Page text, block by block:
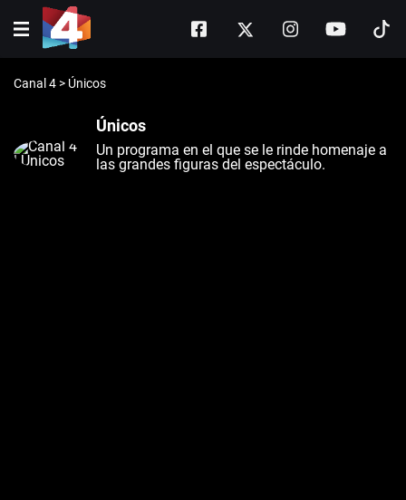
Canal 4 > Únicos
Únicos
Un programa en el que se le rinde homenaje a
las grandes figuras del espectáculo.